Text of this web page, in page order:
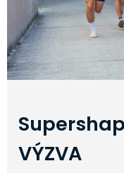
VÝZVA